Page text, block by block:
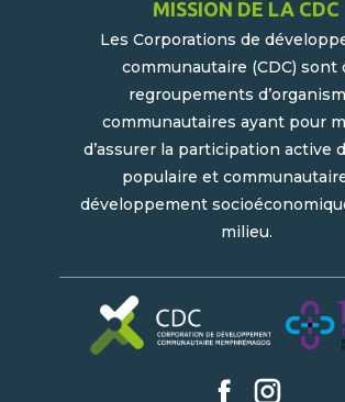
MISSION DE LA CDC
Les Corporations de
communautaire (CDC) sont
regroupements
communautaires ayant pour
d’assurer la participation active
populaire et
développement
milieu.